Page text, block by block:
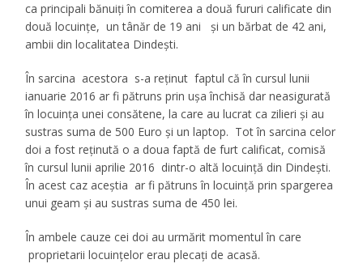
ca principali bănuiți în comiterea a două fururi calificate din
două locuințe, un tânăr de 19 ani și un bărbat de 42 ani,
ambii din localitatea Dindești.
În sarcina acestora s-a reținut faptul că în cursul lunii
ianuarie 2016 ar fi pătruns prin ușa închisă dar neasigurată
în locuința unei consătene, la care au lucrat ca zilieri și au
sustras suma de 500 Euro și un laptop. Tot în sarcina celor
doi a fost reținută o a doua faptă de furt calificat, comisă
în cursul lunii aprilie 2016 dintr-o altă locuință din Dindești.
În acest caz aceștia ar fi pătruns în locuință prin spargerea
unui geam și au sustras suma de 450 lei.
În ambele cauze cei doi au urmărit momentul în care
proprietarii locuințelor erau plecați de acasă.